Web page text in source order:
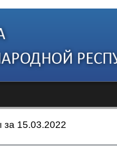
за 15.03.2022